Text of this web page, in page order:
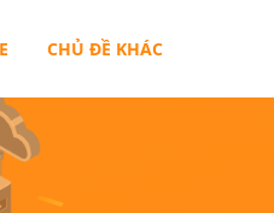
CHỦ ĐỀ KHÁC